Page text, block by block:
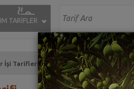
TARİFLER
İşi Tarifleri